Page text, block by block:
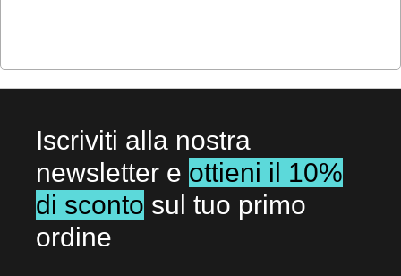
Iscriviti alla nostra
newsletter e ottieni il 10%
di sconto sul tuo primo
ordine